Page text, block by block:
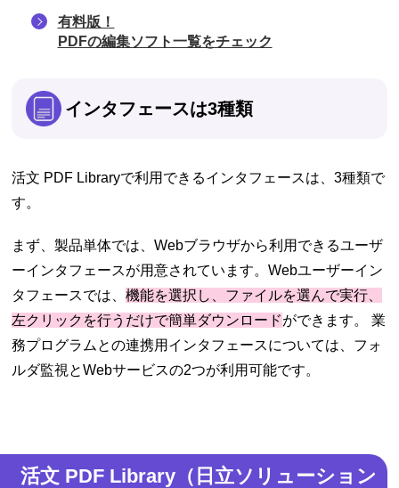
有料版！
PDFの編集ソフト一覧をチェック
インタフェースは3種類
活文 PDF Libraryで利用できるインタフェースは、3種類で
す。
まず、製品単体では、Webブラウザから利用できるユーザ
ーインタフェースが用意されています。Webユーザーイン
タフェースでは、機能を選択し、ファイルを選んで実行、
左クリックを行うだけで簡単ダウンロードができます。 業
務プログラムとの連携用インタフェースについては、フォ
ルダ監視とWebサービスの2つが利用可能です。
活文 PDF Library（日立ソリューション